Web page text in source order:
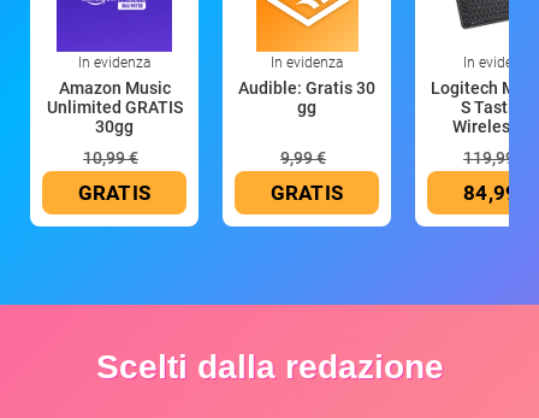
In evidenza
Amazon Music
Unlimited GRATIS
30gg
10,99 €
GRATIS
In evidenza
Audible: Gratis 30
gg
9,99 €
GRATIS
In evidenza
Logitech MX
S Tastiera
Wireless
119,99 €
84,99 €
Scelti dalla redazione